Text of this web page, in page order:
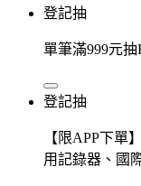
登記抽
單筆滿999元
登記抽
【限APP下單
用記錄器、國